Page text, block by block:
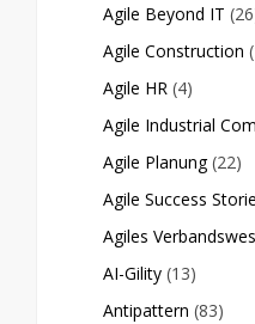
Agile Beyond IT
Agile Construction
Agile HR (4)
Agile Industrial
Agile Planung (22)
Agile Success
Agiles
AI-Gility (13)
Antipattern (83)